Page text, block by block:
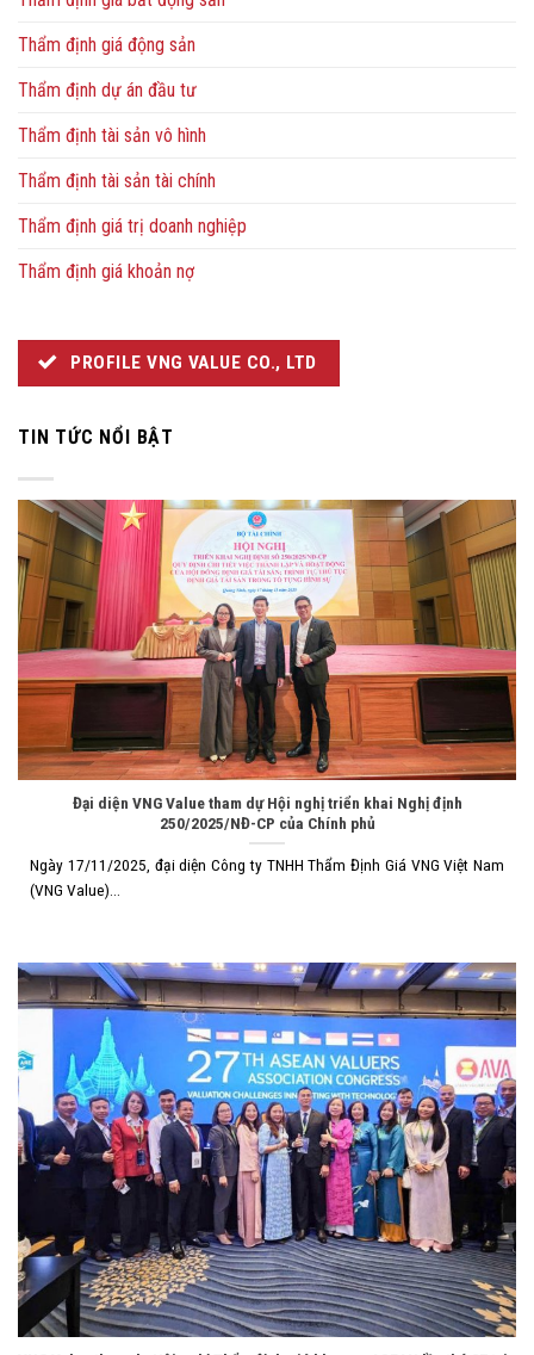
Thẩm định giá động sản
Thẩm định dự án đầu tư
Thẩm định tài sản vô hình
Thẩm định tài sản tài chính
Thẩm định giá trị doanh nghiệp
Thẩm định giá khoản nợ
PROFILE VNG VALUE CO., LTD
TIN TỨC NỔI BẬT
Đại diện VNG Value tham dự Hội nghị triển khai Nghị định
250/2025/NĐ-CP của Chính phủ
Ngày 17/11/2025, đại diện Công ty TNHH Thẩm Định Giá VNG Việt Nam
(VNG Value)...